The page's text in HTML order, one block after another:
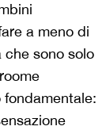
a meno di
che sono solo
fondamentale: